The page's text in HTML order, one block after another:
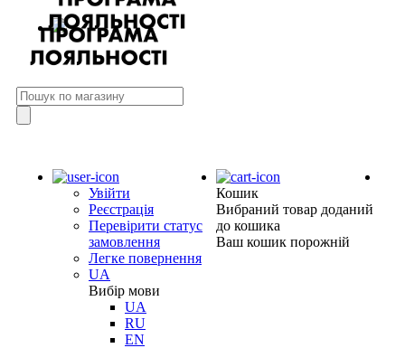
Увійти
Реєстрація
Перевірити статус
замовлення
Легке повернення
UA
Вибір мови
UA
RU
EN
Кошик
Вибраний товар доданий
до кошика
Ваш кошик порожній